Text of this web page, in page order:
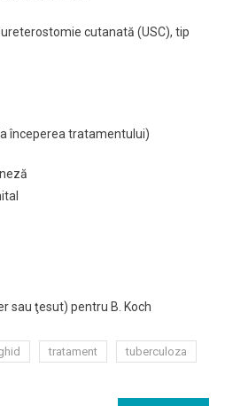
cutanată (USC), tip
începerea tratamentului)
sau ţesut) pentru B. Koch
tratament
tuberculoza